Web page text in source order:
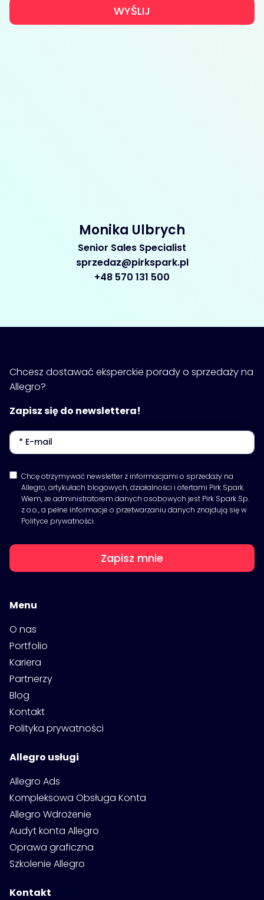
Monika Ulbrych
Senior Sales Specialist
sprzedaz@pirkspark.pl
+48 570 131 500
WYŚLIJ
Chcesz dostawać eksperckie porady o sprzedaży na
Allegro?
Zapisz się do newslettera!
Chcę otrzymywać newsletter z informacjami o sprzedaży na
Allegro, artykułach blogowych, działalności i ofertami Pirk Spark.
Wiem, że administratorem danych osobowych jest Pirk Spark Sp.
z o.o., a pełne informacje o przetwarzaniu danych znajdują się w
Polityce prywatności.
Zapisz mnie
Menu
O nas
Portfolio
Kariera
Partnerzy
Blog
Kontakt
Polityka prywatności
Allegro usługi
Allegro Ads
Kompleksowa Obsługa Konta
Allegro Wdrożenie
Audyt konta Allegro
Oprawa graficzna
Szkolenie Allegro
Kontakt